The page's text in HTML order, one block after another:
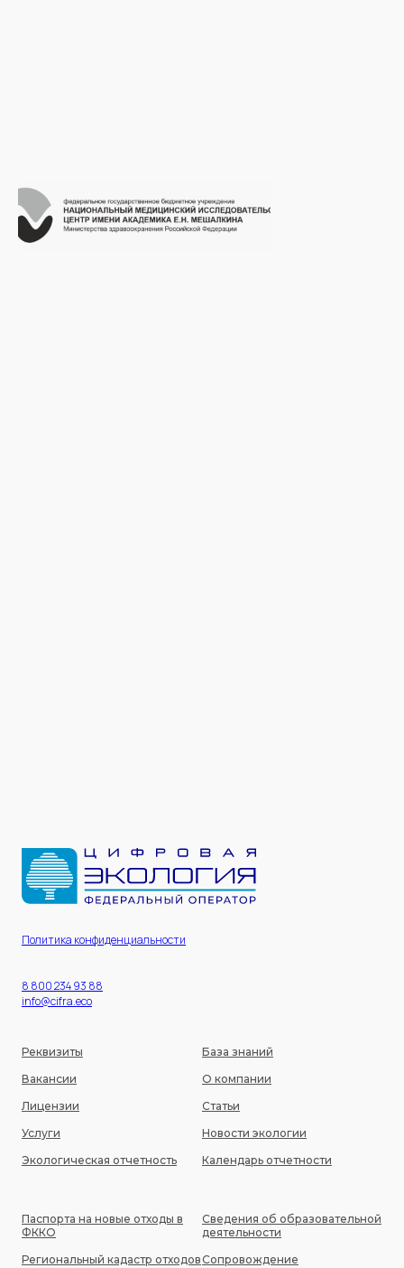
Политика конфиденциальности
8 800 234 93 88
info@cifra.eco
Реквизиты
Вакансии
Лицензии
Услуги
Экологическая отчетность
База знаний
О компании
Статьи
Новости экологии
Календарь отчетности
Паспорта на новые отходы в
ФККО
Региональный кадастр отходов
Сведения об образовательной
деятельности
Сопровождение